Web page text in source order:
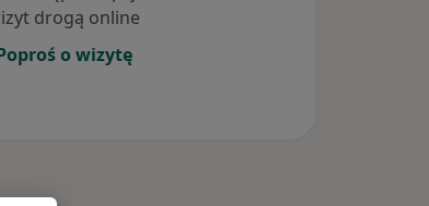
drogą online
o wizytę